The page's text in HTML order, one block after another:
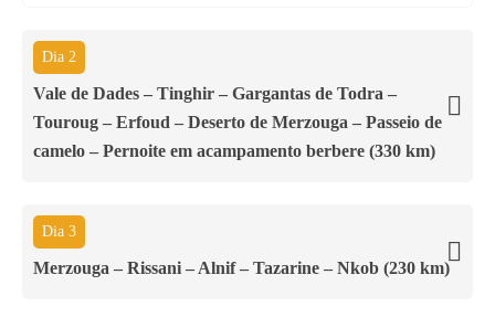
Dia 2
Vale de Dades – Tinghir – Gargantas de Todra –
Touroug – Erfoud – Deserto de Merzouga – Passeio de
camelo – Pernoite em acampamento berbere (330 km)
Dia 3
Merzouga – Rissani – Alnif – Tazarine – Nkob (230 km)